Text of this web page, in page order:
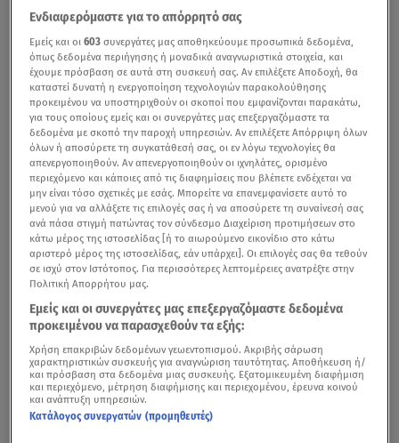
To «μίνικαλοκαίρι» φαίνεται να τελειώνει από σήμερα,
Σάββατο, με τονκαιρόνα αλλάζει εντελώς, καθώς
αναμένονται βροχές, καταιγίδες και πτώση της
θερμοκρασίας.
Δείτε καθημερινά την πρόγνωση του καιρού από το Star,
σύμφωνα με την Εθνική Μετεωρολογική Υπηρεσία (ΕΜΥ)
Συγκεκριμένα, σύμφωνα με την ΕΜΥ,η θερμοκρασία θα
βρίσκεται σε πτώση, λόγω του πολικού αεροχείμαρρου
που θα επηρεάσει τη χώρα. Μόνο στα νότια της χώρας
θα διατηρηθεί σε υψηλά για την εποχή επίπεδα
αναμένονται και βροχές.
ΣτηΜακεδονία και τη Θράκη νεφώσεις παροδικά
αυξημένες με τοπικές βροχές και σποραδικές
καταιγίδες.Τα φαινόμενα πιθανόν κατά τόπους μέχρι το
μεσημέρι στα ανατολικότερα τμήματα να είναι ισχυρά.
Ενδιαφερόμαστε για το απόρρητό σας
Εμείς και οι603 συνεργάτες μας αποθηκεύουμε προσωπικά δεδομένα,
όπως δεδομένα περιήγησης ή μοναδικά αναγνωριστικά στοιχεία, και
έχουμε πρόσβαση σε αυτά στη συσκευή σας. Αν επιλέξετε Αποδοχή, θα
καταστεί δυνατή η ενεργοποίηση τεχνολογιών παρακολούθησης
προκειμένου να υποστηριχθούν οι σκοποί που εμφανίζονται παρακάτω,
για τους οποίους εμείς και οι συνεργάτες μας επεξεργαζόμαστε τα
δεδομένα με σκοπό την παροχή υπηρεσιών. Αν επιλέξετε Απόρριψη όλων
όλων ή αποσύρετε τη συγκατάθεσή σας, οι εν λόγω τεχνολογίες θα
απενεργοποιηθούν. Αν απενεργοποιηθούν οι ιχνηλάτες, ορισμένο
περιεχόμενο και κάποιες από τις διαφημίσεις που βλέπετε ενδέχεται να
μην είναι τόσο σχετικές με εσάς. Μπορείτε να επανεμφανίσετε αυτό το
μενού για να αλλάξετε τις επιλογές σας ή να αποσύρετε τη συναίνεσή σας
ανά πάσα στιγμή πατώντας τον σύνδεσμο Διαχείριση προτιμήσεων στο
κάτω μέρος της ιστοσελίδας [ή το αιωρούμενο εικονίδιο στο κάτω
αριστερό μέρος της ιστοσελίδας, εάν υπάρχει]. Οι επιλογές σας θα τεθούν
σε ισχύ στον Ιστότοπος. Για περισσότερες λεπτομέρειες ανατρέξτε στην
Πολιτική Απορρήτου μας.
Εμείς και οι συνεργάτες μας επεξεργαζόμαστε δεδομένα
προκειμένου να παρασχεθούν τα εξής:
Χρήση επακριβών δεδομένων γεωεντοπισμού. Ακριβής σάρωση
χαρακτηριστικών συσκευής για αναγνώριση ταυτότητας. Αποθήκευση ή/
και πρόσβαση στα δεδομένα μιας συσκευής. Εξατομικευμένη διαφήμιση
και περιεχόμενο, μέτρηση διαφήμισης και περιεχομένου, έρευνα κοινού
και ανάπτυξη υπηρεσιών.
Κατάλογος συνεργατών (προμηθευτές)